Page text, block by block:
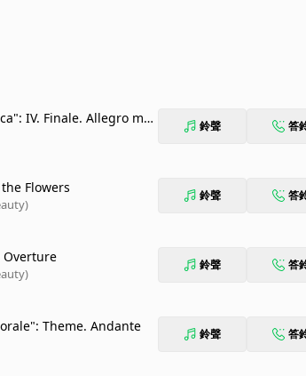
IV. Finale. Allegro mol
鈴聲 答
Flowers 鈴聲 答
Overture 鈴聲 答
Theme. Andante 鈴聲 答